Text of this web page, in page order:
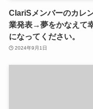
ClariSメンバーのカレ
業発表→夢をかなえて
になってください。
2024年9月1日